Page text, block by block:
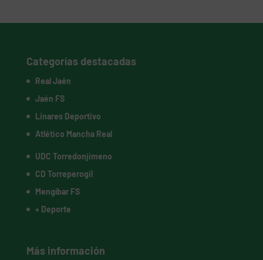
Categorías destacadas
Real Jaén
Jaén FS
Linares Deportivo
Atlético Mancha Real
UDC Torredonjimeno
CD Torreperogil
Mengíbar FS
+ Deporte
Más información